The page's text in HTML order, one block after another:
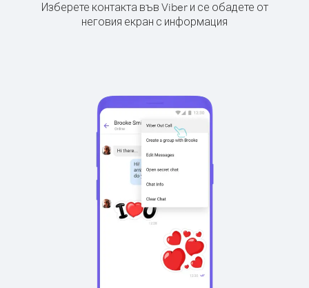
Изберете контакта във Viber и се обадете от
неговия екран с информация